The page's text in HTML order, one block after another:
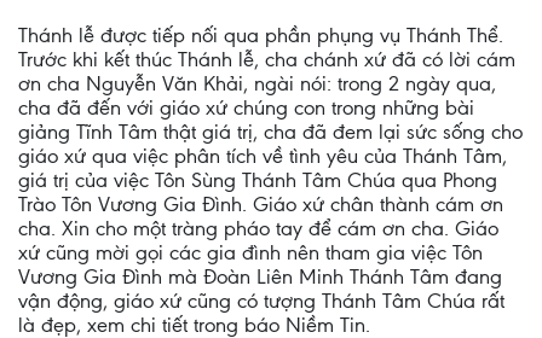
Thánh lễ được tiếp nối qua phần phụng vụ Thánh Thể.
Trước khi kết thúc Thánh lễ, cha chánh xứ đã có lời cám
ơn cha Nguyễn Văn Khải, ngài nói: trong 2 ngày qua,
cha đã đến với giáo xứ chúng con trong những bài
giảng Tĩnh Tâm thật giá trị, cha đã đem lại sức sống cho
giáo xứ qua việc phân tích về tình yêu của Thánh Tâm,
giá trị của việc Tôn Sùng Thánh Tâm Chúa qua Phong
Trào Tôn Vương Gia Đình. Giáo xứ chân thành cám ơn
cha. Xin cho một tràng pháo tay để cám ơn cha. Giáo
xứ cũng mời gọi các gia đình nên tham gia việc Tôn
Vương Gia Đình mà Đoàn Liên Minh Thánh Tâm đang
vận động, giáo xứ cũng có tượng Thánh Tâm Chúa rất
là đẹp, xem chi tiết trong báo Niềm Tin.